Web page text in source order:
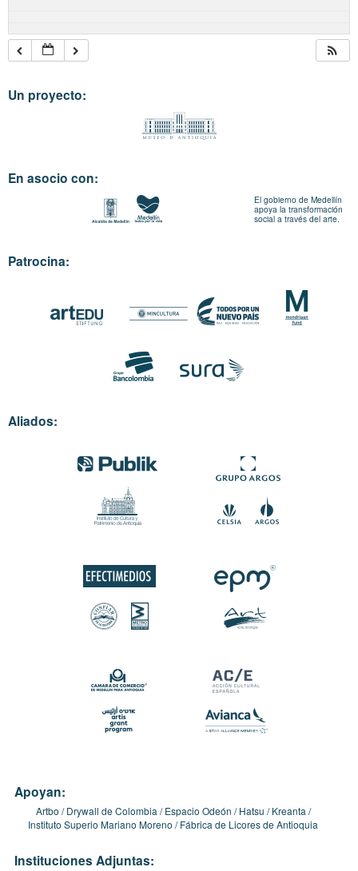
Un proyecto:
En asocio con:
El gobierno de Medellín
apoya la transformación
social a través del arte.
Patrocina:
Aliados:
Apoyan:
Artbo Drywall de Colombia Espacio Odeón Hatsu
Kreanta
Instituto Superio Mariano Moreno
Fábrica de Licores de Antioquia
Instituciones Adjuntas: